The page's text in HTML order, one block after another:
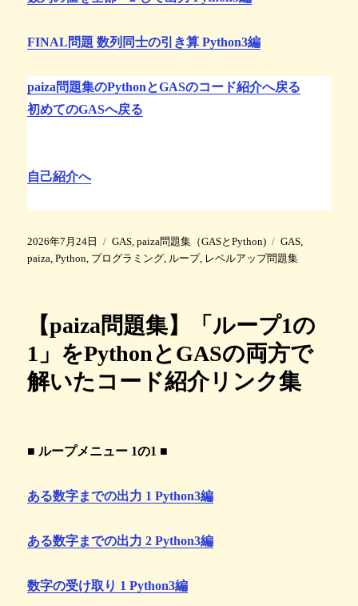
FINAL問題 数列同士の引き算 Python3編
paiza問題集のPythonとGASのコード紹介へ戻る
初めてのGASへ戻る
自己紹介へ
投
稿
2026年7月24日
カ
テ
GAS,paiza問題集（GASとPython)
タ
グ
GAS,
paiza,Python, プログラミング, ループ, レベルアップ問題集
【paiza問題集】「ループ1の
1」をPythonとGASの両方で
解いたコード紹介リンク集
■ ループメニュー 1の1 ■
ある数字までの出力 1 Python3編
ある数字までの出力 2 Python3編
数字の受け取り 1 Python3編